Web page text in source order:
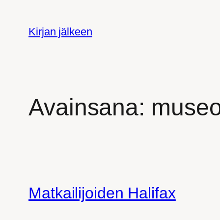
sisältöön
Kirjan jälkeen
Avainsana:
Matkailijoiden Halifax